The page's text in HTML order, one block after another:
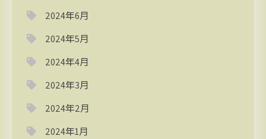
2024年6月
2024年5月
2024年4月
2024年3月
2024年2月
2024年1月